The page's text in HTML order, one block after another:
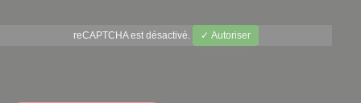
reCAPTCHA est désactivé. ✓ Autoriser